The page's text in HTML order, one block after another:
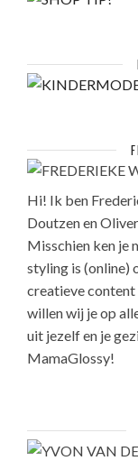
Hi! Ik ben
Doutzen en
Misschien ken je
styling is (online)
creatieve
willen wij je op
uit jezelf en je
MamaGlossy!